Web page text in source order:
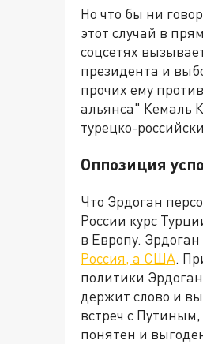
Но что бы ни
этот случай в
соцсетях
президента и
прочих ему
альянса" Кемаль
турецко-
Оппозиция
Что Эрдоган
России курс
в Европу.
Россия, а США.
политики
держит слово и
встреч с
понятен и